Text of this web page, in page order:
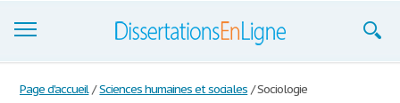
Dissertations
Page d'accueil / Sciences humaines et sociales /Sociologie